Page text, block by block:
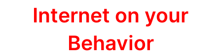
Internet on your
Behavior